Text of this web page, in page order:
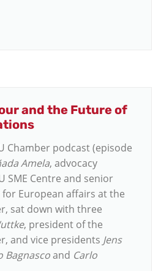
and the Future of
Chamber podcast (episode
Amela, advocacy
SME Centre and senior
European affairs at the
sat down with three
, president of the
and vice presidents Jens
Bagnascoand Carlo